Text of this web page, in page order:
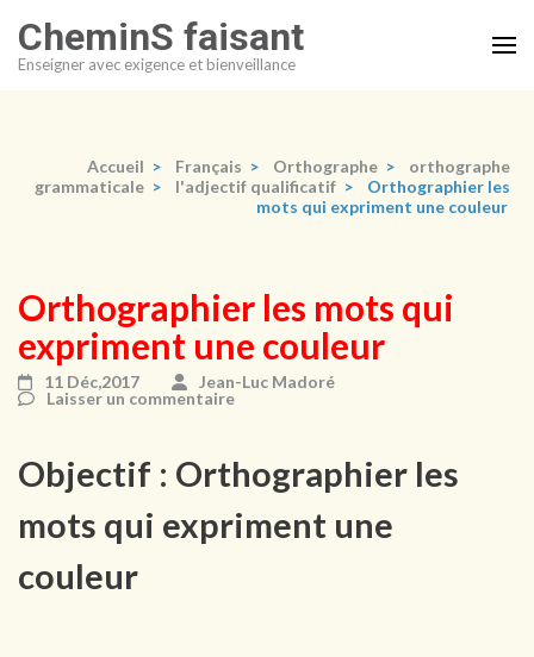
au
contenu
CheminS faisant
Enseigner avec exigence et bienveillance
Accueil > Français > Orthographe >
orthographe
grammaticale > l'adjectif qualificatif >
Orthographier les
mots qui expriment une couleur
Orthographier les mots qui
expriment une couleur
11 Déc,2017
Jean-Luc Madoré
Laisser un commentaire
Objectif : Orthographier les
mots qui expriment une
couleur